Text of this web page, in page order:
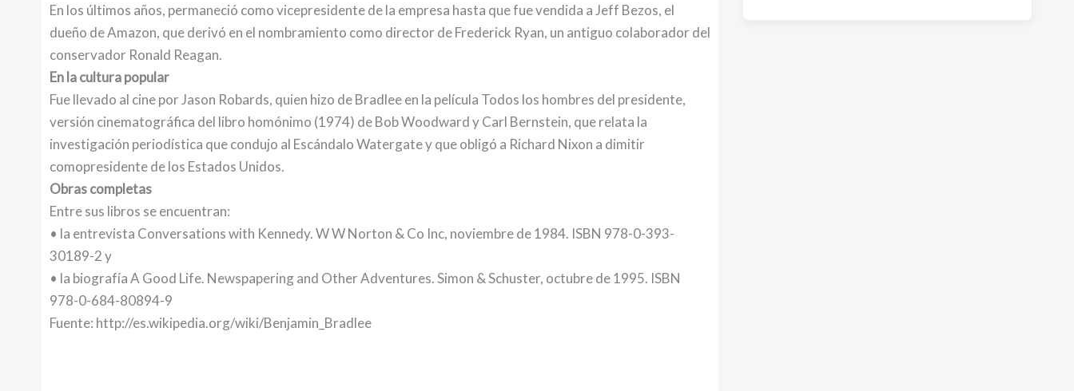
En los últimos años, permaneció como vicepresidente de la empresa hasta que fue vendida a Jeff Bezos, el
dueño de Amazon, que derivó en el nombramiento como director de Frederick Ryan, un antiguo colaborador del
conservador Ronald Reagan.
En la cultura popular
Fue llevado al cine por Jason Robards, quien hizo de Bradlee en la película Todos los hombres del presidente,
versión cinematográfica del libro homónimo (1974) de Bob Woodward y Carl Bernstein, que relata la
investigación periodística que condujo al Escándalo Watergate y que obligó a Richard Nixon a dimitir
comopresidente de los Estados Unidos.
Obras completas
Entre sus libros se encuentran:
• la entrevista Conversations with Kennedy. W W Norton & Co Inc, noviembre de 1984. ISBN 978-0-393-
30189-2 y
• la biografía A Good Life. Newspapering and Other Adventures. Simon & Schuster, octubre de 1995. ISBN
978-0-684-80894-9
Fuente: http://es.wikipedia.org/wiki/Benjamin_Bradlee